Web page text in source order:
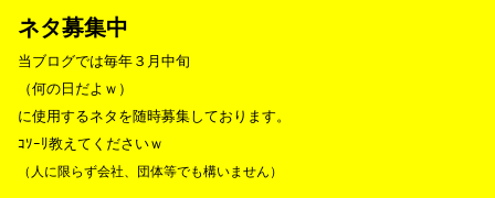
ネタ募集中
当ブログでは毎年３月中旬
（何の日だよｗ）
に使用するネタを随時募集しております。
ｺｿｰﾘ教えてくださいｗ
（人に限らず会社、団体等でも構いません）